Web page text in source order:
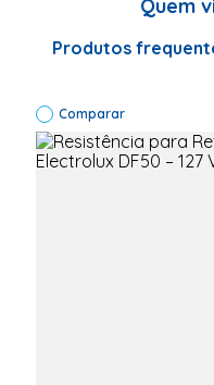
Quem
Produtos
Comparar